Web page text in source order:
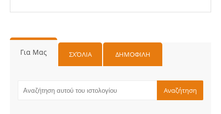
Για Μας ΣΧΌΛΙΑ ΔΗΜΟΦΙΛΗ